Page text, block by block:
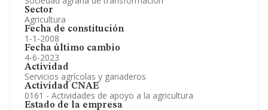
Sector
Agricultura
Fecha de constitución
1-1-2008
Fecha último cambio
4-6-2023
Actividad
Servicios agrícolas y ganaderos
Actividad CNAE
0161 - Actividades de apoyo a la agricultura
Estado de la empresa